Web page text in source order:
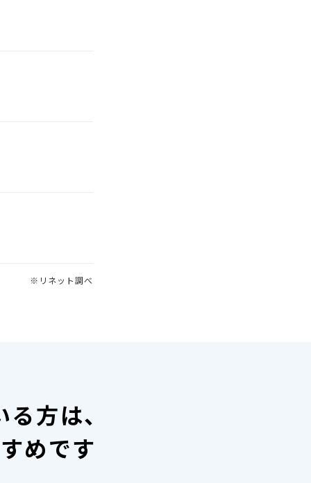
※リネット調べ
方は、
めです